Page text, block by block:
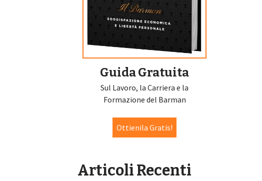
Guida Gratuita
Sul Lavoro, la Carriera e la
Formazione del Barman
Ottienila Gratis!
Articoli Recenti